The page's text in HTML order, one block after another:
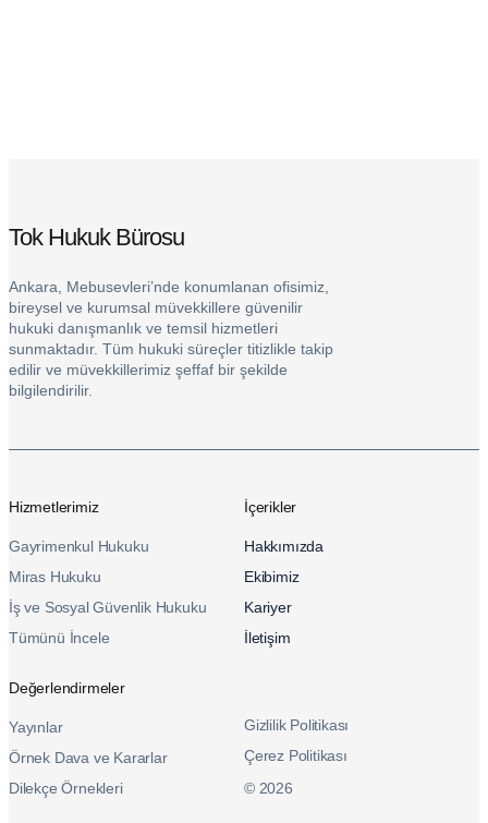
Tok Hukuk Bürosu
Ankara, Mebusevleri’nde konumlanan ofisimiz,
bireysel ve kurumsal müvekkillere güvenilir
hukuki danışmanlık ve temsil hizmetleri
sunmaktadır. Tüm hukuki süreçler titizlikle takip
edilir ve müvekkillerimiz şeffaf bir şekilde
bilgilendirilir.
Hizmetlerimiz
Gayrimenkul Hukuku
Miras Hukuku
İş ve Sosyal Güvenlik Hukuku
Tümünü İncele
İçerikler
Hakkımızda
Ekibimiz
Kariyer
İletişim
Değerlendirmeler
Yayınlar
Örnek Dava ve Kararlar
Dilekçe Örnekleri
Gizlilik Politikası
Çerez Politikası
© 2026